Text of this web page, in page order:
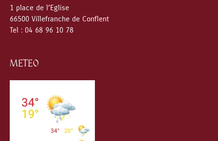
1 place de l’Eglise
66500 Villefranche de Conflent
Tel : 04 68 96 10 78
METEO